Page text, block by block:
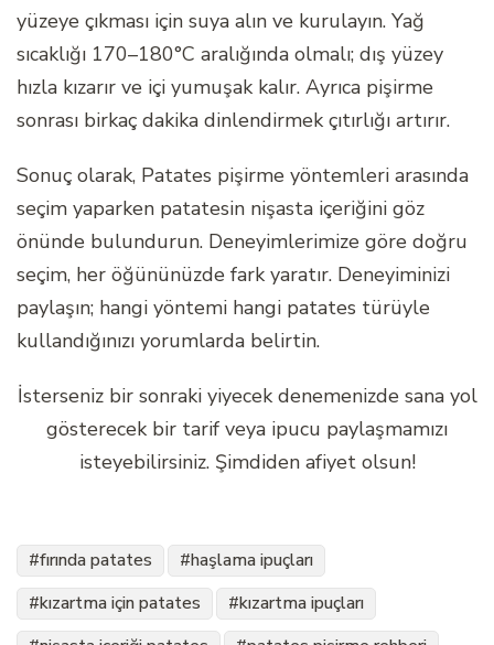
yüzeye çıkması için suya alın ve kurulayın. Yağ
sıcaklığı 170–180°C aralığında olmalı; dış yüzey
hızla kızarır ve içi yumuşak kalır. Ayrıca pişirme
sonrası birkaç dakika dinlendirmek çıtırlığı artırır.
Sonuç olarak, Patates pişirme yöntemleri arasında
seçim yaparken patatesin nişasta içeriğini göz
önünde bulundurun. Deneyimlerimize göre doğru
seçim, her öğününüzde fark yaratır. Deneyiminizi
paylaşın; hangi yöntemi hangi patates türüyle
kullandığınızı yorumlarda belirtin.
İsterseniz bir sonraki yiyecek denemenizde sana yol
gösterecek bir tarif veya ipucu paylaşmamızı
isteyebilirsiniz. Şimdiden afiyet olsun!
fırında patates
haşlama ipuçları
kızartma için patates
kızartma ipuçları